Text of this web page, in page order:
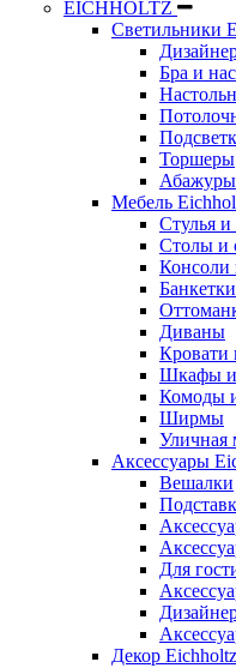
EICHHOLTZ
Светильники
Бра и
Торшеры
Абажуры
Мебель
Стулья и
Столы и
Консоли
Диваны
Кровати
Шкафы и
Комоды
Ширмы
Уличная
Аксессуары
Вешалки
Для
Декор Eichholtz